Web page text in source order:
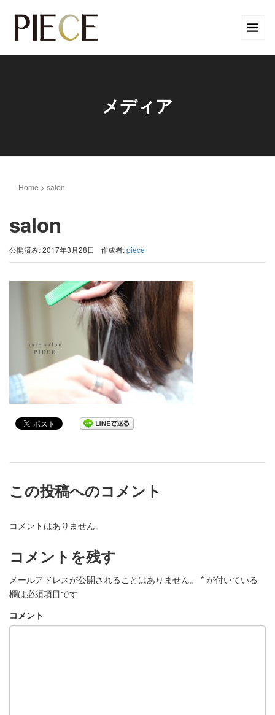
メディア
Home > salon
salon
公開済み: 2017年3月28日 作成者:piece
この投稿へのコメント
コメントはありません。
コメントを残す
メールアドレスが公開されることはありません。 * が付いている
欄は必須項目です
コメント